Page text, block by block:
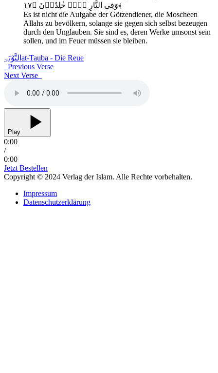
وَفِی النَّارِ ہُمۡ خٰلِدُوۡنَ ﴿۱۷﴾
Es ist nicht die Aufgabe der Götzendiener, die Moscheen
Allahs zu bevölkern, solange sie gegen sich selbst bezeugen
durch den Unglauben. Sie sind es, deren Werke umsonst sein
sollen, und im Feuer müssen sie bleiben.
التَّوْبَۃِ at-Tauba - Die Reue
Previous Verse
Next Verse
Play
0:00
/
0:00
Jetzt Bestellen
Copyright © 2024 Verlag der Islam. Alle Rechte vorbehalten.
Impressum
Datenschutzerklärung